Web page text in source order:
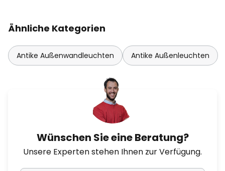
Ähnliche Kategorien
Antike Außenwandleuchten Antike Außenleuchten
Wünschen Sie eine Beratung?
Unsere Experten stehen Ihnen zur Verfügung.